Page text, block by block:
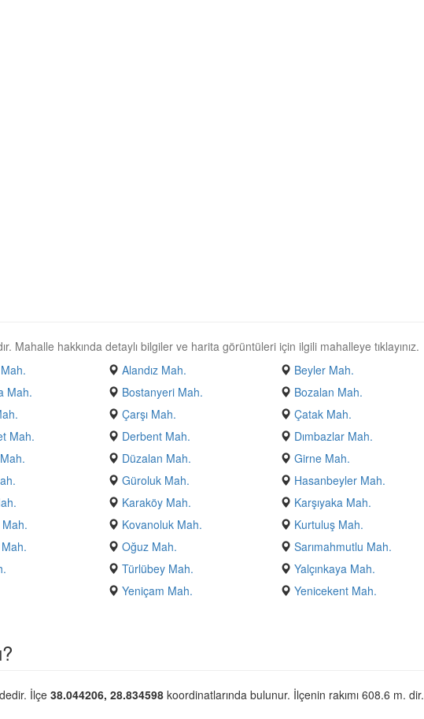
Mahalle hakkında detaylı bilgiler ve harita görüntüleri için ilgili mahalleye tıklayınız.
Alandız Mah.
Beyler Mah.
Mah. Bostanyeri Mah.
Bozalan Mah.
Çarşı Mah.
Çatak Mah.
Mah. Derbent Mah.
Dımbazlar Mah.
Düzalan Mah.
Girne Mah.
Güroluk Mah.
Hasanbeyler Mah.
Karaköy Mah.
Karşıyaka Mah.
Mah. Kovanoluk Mah.
Kurtuluş Mah.
Oğuz Mah.
Sarımahmutlu Mah.
Türlübey Mah.
Yalçınkaya Mah.
Yeniçam Mah.
Yenicekent Mah.
İlçe 38.044206, 28.834598 koordinatlarında bulunur. İlçenin rakımı 608.6 m. dir.